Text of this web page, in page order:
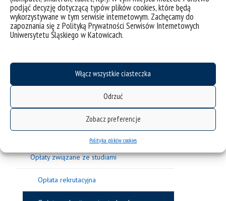
podjąć decyzję dotyczącą typów plików cookies, które będą
wykorzystywane w tym serwisie internetowym. Zachęcamy do
zapoznania się z Polityką Prywatności Serwisów Internetowych
Uniwersytetu Śląskiego w Katowicach.
Włącz wszystkie ciasteczka
Odrzuć
Zobacz preferencje
Polityka plików cookies
Rekrutacja na studia – krok po kroku
Przebieg rekrutacji
Etap II rekrutacji - po ogłoszeniu list osób
zakwalifikowanych
Wymagane dokumenty
Opłaty związane ze studiami
Opłata rekrutacyjna